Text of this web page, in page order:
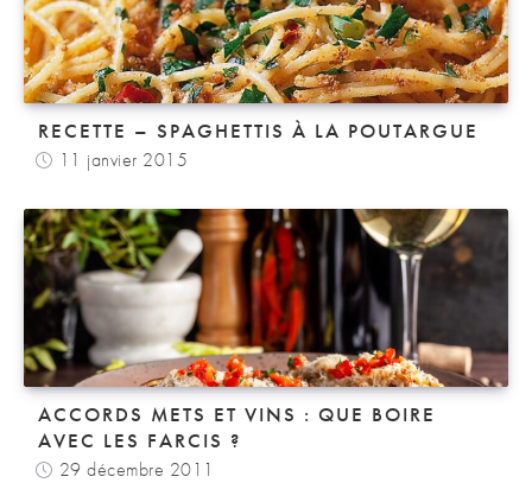
RECETTE – SPAGHETTIS À LA POUTARGUE
11 janvier 2015
ACCORDS METS ET VINS : QUE BOIRE
AVEC LES FARCIS ?
29 décembre 2011